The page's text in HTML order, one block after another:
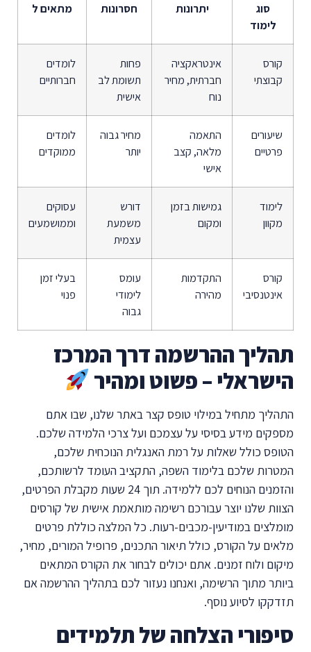
סוג
לימוד
יתרונות חסרונות מתאים ל
קורס
קבוצתי
אינטראקציה
חברתית, מחיר
נוח
פחות
תשומת לב
אישית
לומדים
חברותיים
שיעורים
פרטיים
התאמה
מלאה, קצב
אישי
מחיר גבוה
יותר
לומדים
ממוקדים
לימוד
מקוון
גמישות בזמן
ומקום
דורש
משמעת
עצמית
עסוקים
וממושמעים
קורס
אינטנסיבי
התקדמות
מהירה
עומס
לימודי
גבוה
בעלי זמן
פנוי
תהליך ההרשמה דרך המרכז
הישראלי – פשוט ומהיר
התהליך מתחיל במילוי טופס קצר באתר שלנו, שבו אתם
מספקים מידע בסיסי על עצמכם ועל צרכי הלמידה שלכם.
הטופס כולל שאלות על רמת האנגלית הנוכחית שלכם,
המטרות שלכם בלימוד השפה, התקציב העומד לרשותכם,
והזמנים הנוחים לכם ללמידה. תוך 24 שעות מקבלת הפרטים,
הצוות שלנו יוצר עבורכם רשימה מותאמת אישית של קורסים
מומלצים במודיעין-מכבים-רעות. כל המלצה כוללת פרטים
מלאים על הקורס, כולל תיאור התכנים, פרופיל המורים, מחיר,
מיקום ולוח זמנים. אתם יכולים לבחור את הקורס המתאים
ביותר מתוך הרשימה, ואנחנו נעזור לכם בתהליך ההרשמה אם
תזדקקו לסיוע נוסף.
סיפורי הצלחה של תלמידים